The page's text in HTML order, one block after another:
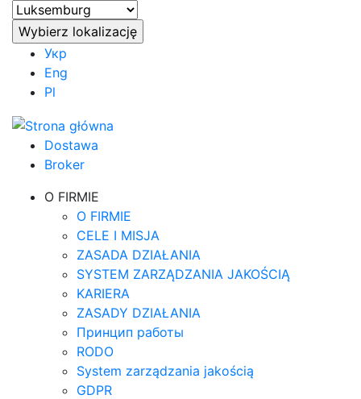
Укр
Eng
Pl
Dostawa
Broker
O FIRMIE
O FIRMIE
CELE I MISJA
ZASADA DZIAŁANIA
SYSTEM ZARZĄDZANIA JAKOŚCIĄ
KARIERA
ZASADY DZIAŁANIA
Принцип работы
RODO
System zarządzania jakością
GDPR